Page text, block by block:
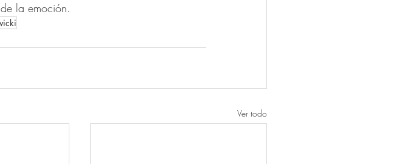
la emoción.
Ver todo